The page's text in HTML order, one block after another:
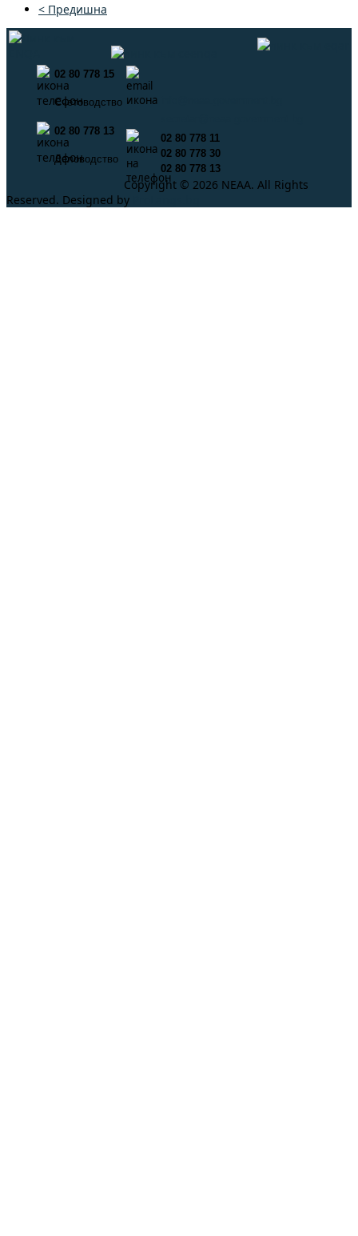
< Предишна
02 80 778 15
Счетоводство
02 80 778 13
Деловодство
02 80 778 11
02 80 778 30
02 80 778 13
Copyright © 2026 NEAA. All Rights
Reserved. Designed by